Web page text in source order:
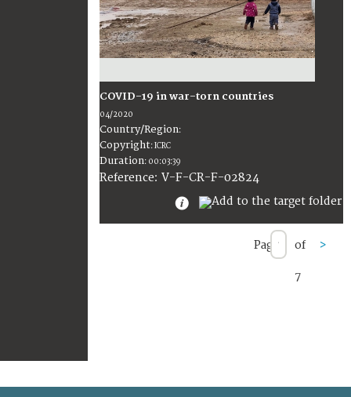
COVID-19 in war-torn countries
04/2020
Country/Region:
Copyright:ICRC
Duration: 00:03:39
Reference: V-F-CR-F-02824
Page of
7
>